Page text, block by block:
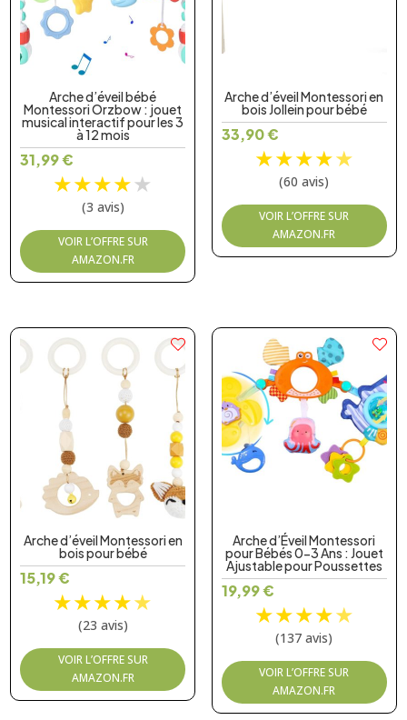
Arche d’éveil bébé
Montessori Orzbow : jouet
musical interactif pour les 3
à 12 mois
31,99€
★★★★★
(3 avis)
VOIR L’OFFRE SUR
AMAZON.FR
Arche d’éveil Montessori en
bois Jollein pour bébé
33,90€
★★★★★
(60 avis)
VOIR L’OFFRE SUR
AMAZON.FR
Arche d’éveil Montessori en
bois pour bébé
15,19€
★★★★★
(23 avis)
VOIR L’OFFRE SUR
AMAZON.FR
Arche d’Éveil Montessori
pour Bébés 0-3 Ans : Jouet
Ajustable pour Poussettes
19,99€
★★★★★
(137 avis)
VOIR L’OFFRE SUR
AMAZON.FR